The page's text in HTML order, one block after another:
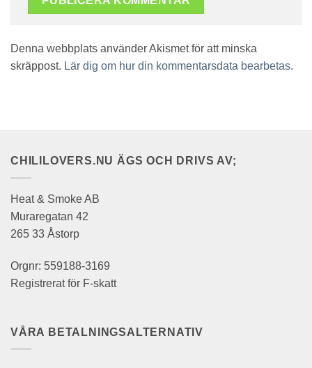
Denna webbplats använder Akismet för att minska
skräppost. Lär dig om hur din kommentarsdata bearbetas.
CHILILOVERS.NU ÄGS OCH DRIVS AV;
Heat & Smoke AB
Muraregatan 42
265 33 Åstorp
Orgnr: 559188-3169
Registrerat för F-skatt
VÅRA BETALNINGSALTERNATIV